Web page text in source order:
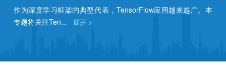
作为深度学习框架的典型代表，TensorFlow应用越来越广。本
专题将关注Ten... 展开 >